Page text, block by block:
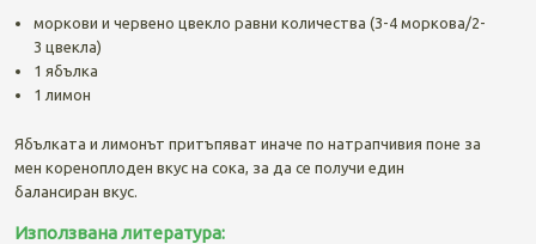
моркови и червено цвекло равни количества (3-4 моркова/2-
3 цвекла)
1 ябълка
1 лимон
Ябълката и лимонът притъпяват иначе по натрапчивия поне за
мен кореноплоден вкус на сока, за да се получи един
балансиран вкус.
Използвана литература: